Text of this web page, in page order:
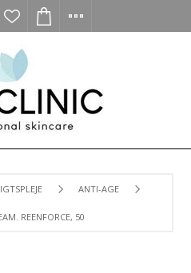
ANTI-AGE
REENFORCE, 50 ML